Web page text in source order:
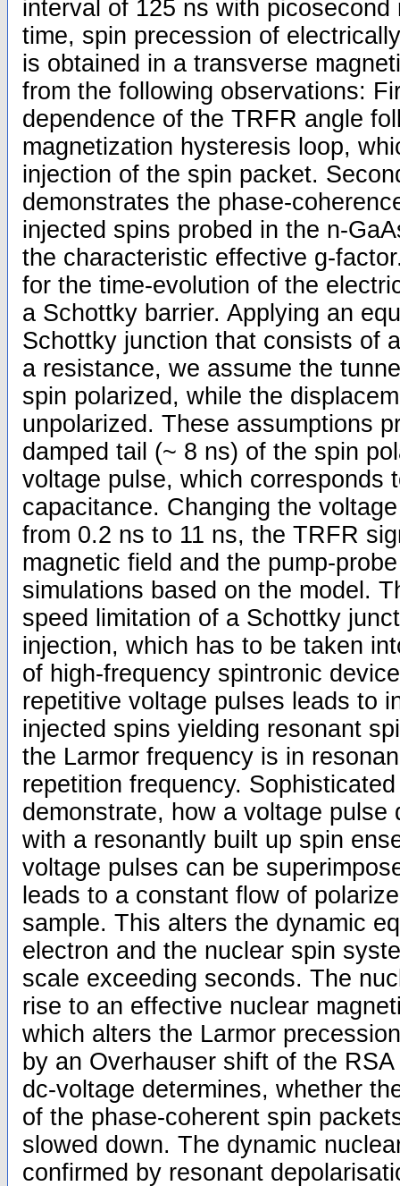
interval of 125 ns with
time, spin precession of
is obtained in a transverse
from the following observations:
dependence of the TRFR angle
magnetization hysteresis loop,
injection of the spin packet.
demonstrates the phase-
injected spins probed in the n-
the characteristic effective g-
for the time-evolution of the
a Schottky barrier. Applying an
Schottky junction that consists of
a resistance, we assume the
spin polarized, while the
unpolarized. These assumptions
damped tail (~ 8 ns) of the spin
voltage pulse, which corresponds
capacitance. Changing the
from 0.2 ns to 11 ns, the TRFR
magnetic field and the pump-
simulations based on the model.
speed limitation of a Schottky
injection, which has to be taken
of high-frequency spintronic
repetitive voltage pulses leads to
injected spins yielding resonant
the Larmor frequency is in
repetition frequency.
demonstrate, how a voltage pulse
with a resonantly built up spin
voltage pulses can be
leads to a constant flow of
sample. This alters the dynamic
electron and the nuclear spin
scale exceeding seconds. The
rise to an effective nuclear
which alters the Larmor
by an Overhauser shift of the
dc-voltage determines, whether
of the phase-coherent spin
slowed down. The dynamic
confirmed by resonant